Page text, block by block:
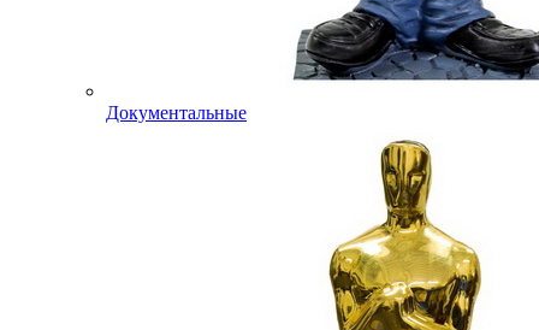
Документальные